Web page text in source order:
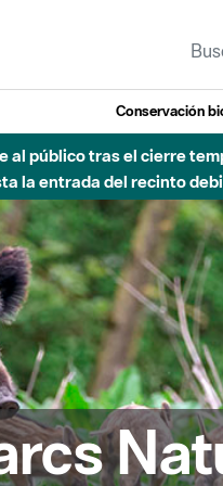
Conservación
al público tras el cierre
la entrada del recinto